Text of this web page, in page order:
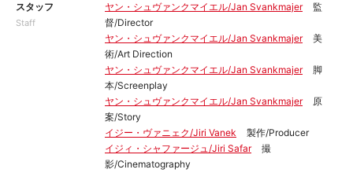
スタッフ
Staff
ヤン・シュヴァンクマイエル/Jan Svankmajer
監
督/Director
ヤン・シュヴァンクマイエル/Jan Svankmajer
美
術/Art Direction
ヤン・シュヴァンクマイエル/Jan Svankmajer
脚
本/Screenplay
ヤン・シュヴァンクマイエル/Jan Svankmajer
原
案/Story
イジー・ヴァニェク/Jiri Vanek
製作/Producer
イジィ・シャファージュ/Jiri Safar
撮
影/Cinematography